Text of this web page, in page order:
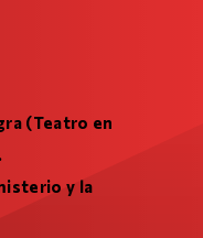
(Teatro en
y la